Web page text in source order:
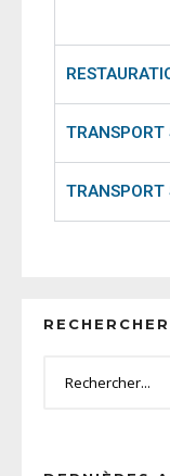
TRANSPORT
RECHERCHER